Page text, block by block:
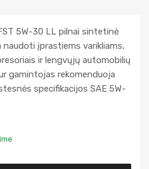
5W-30 LL pilnai sintetinė
naudoti įprastiems varikliams,
ir lengvųjų automobilių
gamintojas rekomenduoja
specifikacijos SAE 5W-